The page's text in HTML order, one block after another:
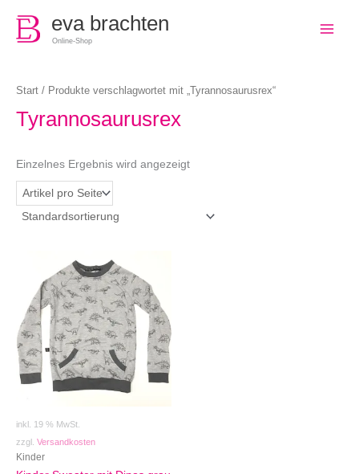
eva brachten
Online-Shop
Start / Produkte verschlagwortet mit „Tyrannosaurusrex“
Tyrannosaurusrex
Einzelnes Ergebnis wird angezeigt
inkl. 19 % MwSt.
zzgl. Versandkosten
Kinder